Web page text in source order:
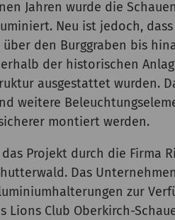
Jahren wurde die
Neu ist jedoch,
über den Burggraben bis
der historischen
ausgestattet wurden.
weitere
montiert werden.
Projekt durch die Firma
Das
zur
Lions Club Oberkirch-